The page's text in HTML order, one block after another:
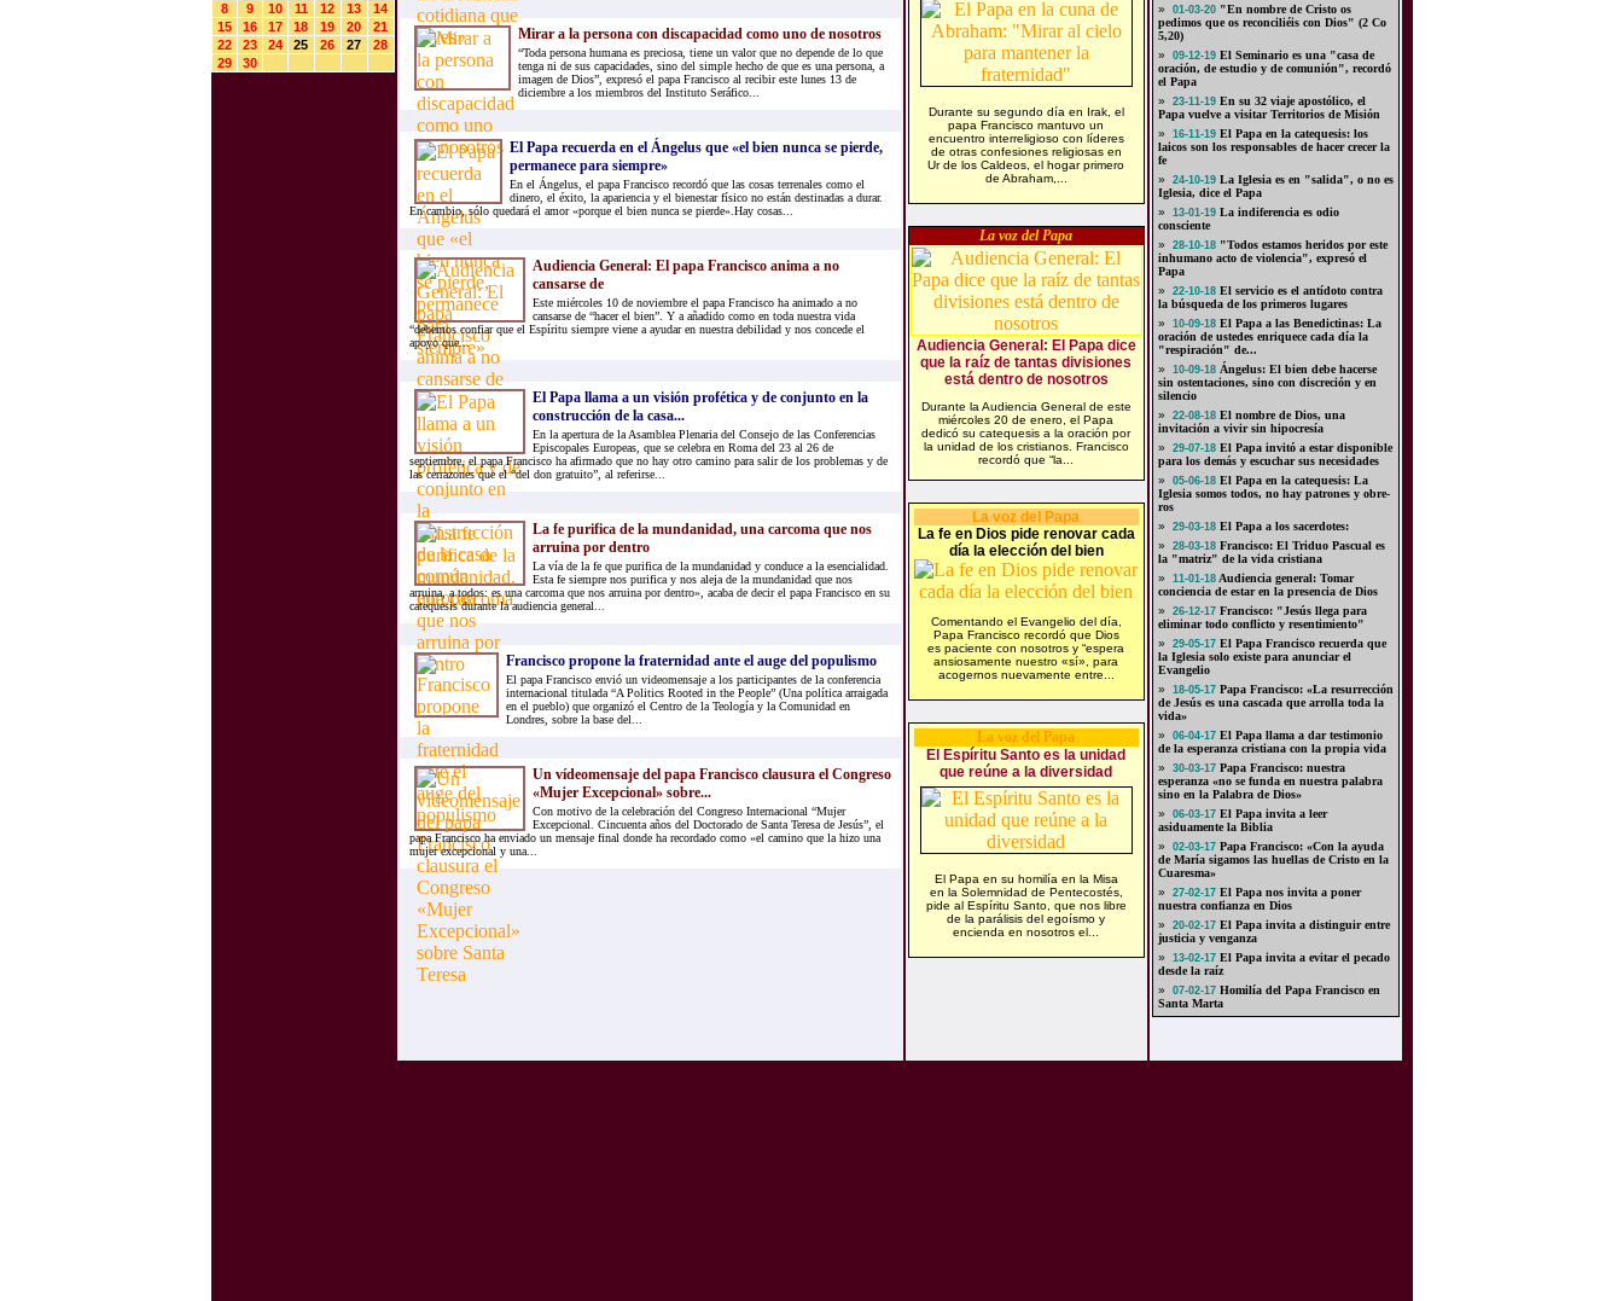
8
9 10 11 12 13
14
15
16 17 18 19 20
21
22
23 24 25 26 27
28
29
30
Mirar a la persona con discapacidad como uno de nosotros
“Toda persona humana es preciosa, tiene un valor que no depende de lo que
tenga ni de sus capacidades, sino del simple hecho de que es una persona, a
imagen de Dios”, expresó el papa Francisco al recibir este lunes 13 de
diciembre a los miembros del Instituto Seráfico...
El Papa recuerda en el Ángelus que «el bien nunca se pierde,
permanece para siempre»
En el Ángelus, el papa Francisco recordó que las cosas terrenales como el
dinero, el éxito, la apariencia y el bienestar físico no están destinadas a durar.
En cambio, sólo quedará el amor «porque el bien nunca se pierde».Hay cosas...
Audiencia General: El papa Francisco anima a no
cansarse de
Este miércoles 10 de noviembre el papa Francisco ha animado a no
cansarse de “hacer el bien”. Y a añadido como en toda nuestra vida
“debemos confiar que el Espíritu siempre viene a ayudar en nuestra debilidad y nos concede el
apoyo que...
El Papa llama a un visión profética y de conjunto en la
construcción de la casa...
En la apertura de la Asamblea Plenaria del Consejo de las Conferencias
Episcopales Europeas, que se celebra en Roma del 23 al 26 de
septiembre, el papa Francisco ha afirmado que no hay otro camino para salir de los problemas y de
las cerrazones que el “del don gratuito”, al referirse...
La fe purifica de la mundanidad, una carcoma que nos
arruina por dentro
La vía de la fe que purifica de la mundanidad y conduce a la esencialidad.
Esta fe siempre nos purifica y nos aleja de la mundanidad que nos
arruina, a todos: es una carcoma que nos arruina por dentro», acaba de decir el papa Francisco en su
catequesis durante la audiencia general...
Francisco propone la fraternidad ante el auge del populismo
El papa Francisco envió un videomensaje a los participantes de la conferencia
internacional titulada “A Politics Rooted in the People” (Una política arraigada
en el pueblo) que organizó el Centro de la Teología y la Comunidad en
Londres, sobre la base del...
Un vídeomensaje del papa Francisco clausura el Congreso
«Mujer Excepcional» sobre...
Con motivo de la celebración del Congreso Internacional “Mujer
Excepcional. Cincuenta años del Doctorado de Santa Teresa de Jesús”, el
papa Francisco ha enviado un mensaje final donde ha recordado como «el camino que la hizo una
mujer excepcional y una...
Durante su segundo día en Irak, el
papa Francisco mantuvo un
encuentro interreligioso con líderes
de otras confesiones religiosas en
Ur de los Caldeos, el hogar primero
de Abraham,...
La voz del Papa
Audiencia General: El Papa dice
que la raíz de tantas divisiones
está dentro de nosotros
Durante la Audiencia General de este
miércoles 20 de enero, el Papa
dedicó su catequesis a la oración por
la unidad de los cristianos. Francisco
recordó que “la...
La voz del Papa
La fe en Dios pide renovar cada
día la elección del bien
Comentando el Evangelio del día,
Papa Francisco recordó que Dios
es paciente con nosotros y “espera
ansiosamente nuestro «sí», para
acogernos nuevamente entre...
La voz del Papa
El Espíritu Santo es la unidad
que reúne a la diversidad
El Papa en su homilía en la Misa
en la Solemnidad de Pentecostés,
pide al Espíritu Santo, que nos libre
de la parálisis del egoísmo y
encienda en nosotros el...
»
01-03-20"En nombre de Cristo os
pedimos que os reconciliéis con Dios" (2 Co
5,20)
»
09-12-19El Seminario es una "casa de
oración, de estudio y de comunión", recordó
el Papa
»
23-11-19En su 32 viaje apostólico, el
Papa vuelve a visitar Territorios de Misión
»
16-11-19El Papa en la catequesis: los
laicos son los responsables de hacer crecer la
fe
»
24-10-19La Iglesia es en "salida", o no es
Iglesia, dice el Papa
»
13-01-19La indiferencia es odio
consciente
»
28-10-18"Todos estamos heridos por este
inhumano acto de violencia", expresó el
Papa
»
22-10-18El ser­vi­cio es el an­tí­do­to con­tra
la bús­que­da de los pri­me­ros lu­ga­res
»
10-09-18El Papa a las Benedictinas: La
oración de ustedes enriquece cada día la
"respiración" de...
»
10-09-18Ángelus: El bien debe hacerse
sin ostentaciones, sino con discreción y en
silencio
»
22-08-18El nombre de Dios, una
invitación a vivir sin hipocresía
»
29-07-18El Papa invitó a estar disponible
para los demás y escuchar sus necesidades
»
05-06-18El Papa en la ca­te­que­sis: La
Igle­sia so­mos to­dos, no hay pa­tro­nes y obre­
ros
»
29-03-18El Papa a los sacerdotes:
»
28-03-18Francisco: El Triduo Pascual es
la "matriz" de la vida cristiana
»
11-01-18Audiencia general: Tomar
conciencia de estar en la presencia de Dios
»
26-12-17Francisco: "Jesús llega para
eliminar todo conflicto y resentimiento"
»
29-05-17El Papa Francisco recuerda que
la Iglesia solo existe para anunciar el
Evangelio
»
18-05-17Papa Francisco: «La resurrección
de Jesús es una cascada que arrolla toda la
vida»
»
06-04-17El Papa llama a dar testimonio
de la esperanza cristiana con la propia vida
»
30-03-17Papa Francisco: nuestra
esperanza «no se funda en nuestra palabra
sino en la Palabra de Dios»
»
06-03-17El Papa invita a leer
asiduamente la Biblia
»
02-03-17Papa Francisco: «Con la ayuda
de María sigamos las huellas de Cristo en la
Cuaresma»
»
27-02-17El Papa nos invita a poner
nuestra confianza en Dios
»
20-02-17El Papa invita a distinguir entre
justicia y venganza
»
13-02-17El Papa invita a evitar el pecado
desde la raíz
»
07-02-17Homilía del Papa Francisco en
Santa Marta